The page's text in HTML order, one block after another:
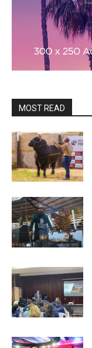
MOST READ